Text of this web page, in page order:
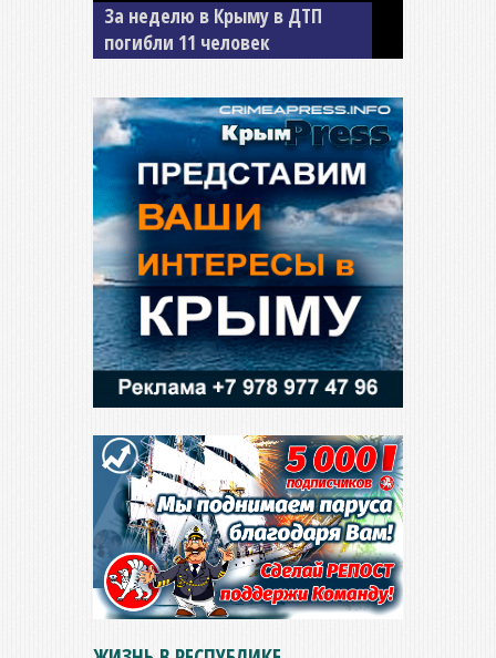
За неделю в Крыму в ДТП
погибли 11 человек
В Джанкое водитель ВАЗа
сбил двух детей на «зебре»